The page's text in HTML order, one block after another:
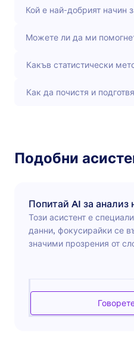
Кой е най-добрият начин
Можете ли да ми
Какъв статистически
Как да почистя и
Подобни
Попитай AI за анализ
Този асистент е
данни, фокусирайки се
значими прозрения от
шаблони в данните, този
да предостави подробен